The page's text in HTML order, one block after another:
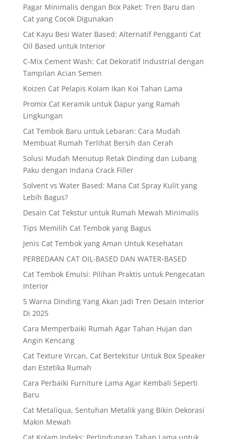
Pagar Minimalis dengan Box Paket: Tren Baru dan
Cat yang Cocok Digunakan
Cat Kayu Besi Water Based: Alternatif Pengganti Cat
Oil Based untuk Interior
C-Mix Cement Wash: Cat Dekoratif Industrial dengan
Tampilan Acian Semen
Koizen Cat Pelapis Kolam Ikan Koi Tahan Lama
Promix Cat Keramik untuk Dapur yang Ramah
Lingkungan
Cat Tembok Baru untuk Lebaran: Cara Mudah
Membuat Rumah Terlihat Bersih dan Cerah
Solusi Mudah Menutup Retak Dinding dan Lubang
Paku dengan Indana Crack Filler
Solvent vs Water Based: Mana Cat Spray Kulit yang
Lebih Bagus?
Desain Cat Tekstur untuk Rumah Mewah Minimalis
Tips Memilih Cat Tembok yang Bagus
Jenis Cat Tembok yang Aman Untuk Kesehatan
PERBEDAAN CAT OIL-BASED DAN WATER-BASED
Cat Tembok Emulsi: Pilihan Praktis untuk Pengecatan
Interior
5 Warna Dinding Yang Akan Jadi Tren Desain Interior
Di 2025
Cara Memperbaiki Rumah Agar Tahan Hujan dan
Angin Kencang
Cat Texture Vircan, Cat Bertekstur Untuk Box Speaker
dan Estetika Rumah
Cara Perbaiki Furniture Lama Agar Kembali Seperti
Baru
Cat Metaliqua, Sentuhan Metalik yang Bikin Dekorasi
Makin Mewah